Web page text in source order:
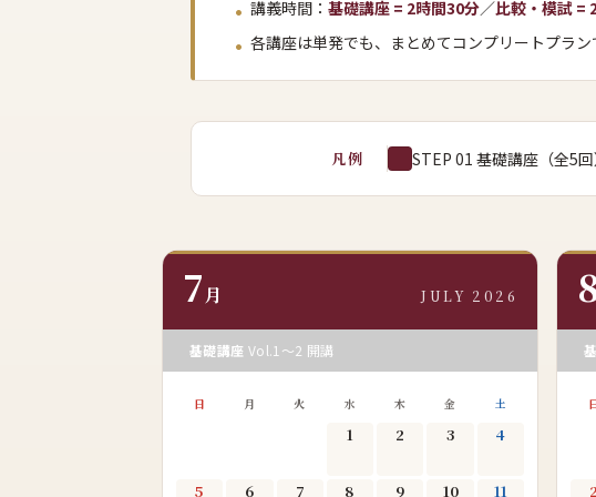
講義時間： 基礎講座 = 2時間30分／比較・模試 =
各講座は単発でも、まとめてコンプリートプラ
凡例 STEP 01 基礎講座（全5回
7月 JULY 2026
基礎講座 Vol.1〜2 開講
日 月 火 水 木 金 土
1 2 3 4
5 6 7 8 9 10 11 2